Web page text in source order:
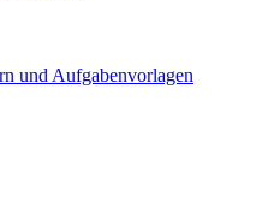
und Aufgabenvorlagen